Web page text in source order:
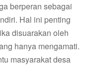
berperan sebagai
Hal ini penting
disuarakan oleh
hanya mengamati.
masyarakat desa